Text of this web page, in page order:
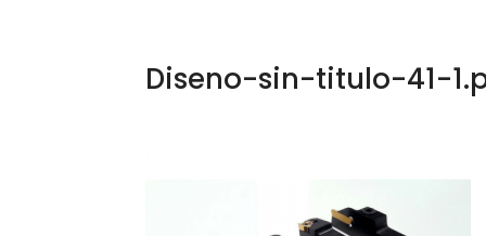
Diseno-sin-titulo-41-